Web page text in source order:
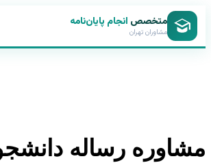
متخصصانجام پایان‌نامه
مشاوران تهران
رساله